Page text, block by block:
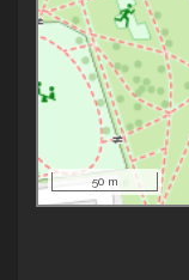
50 m